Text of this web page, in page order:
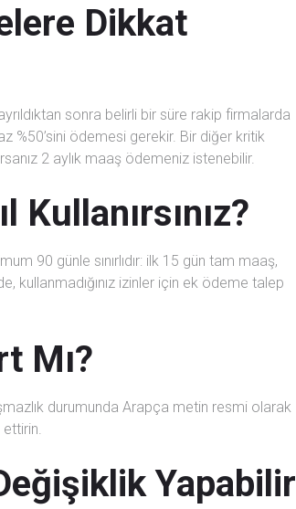
Dikkat
sonra belirli bir süre rakip firmalarda
%50’sini ödemesi gerekir. Bir diğer kritik
2 aylık maaş ödemeniz istenebilir.
Kullanırsınız?
90 günle sınırlıdır: ilk 15 gün tam maaş,
kullanmadığınız izinler için ek ödeme talep
Mı?
durumunda Arapça metin resmi olarak
Yapabilir